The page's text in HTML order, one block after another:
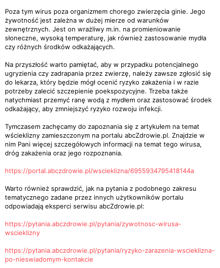
Poza tym wirus poza organizmem chorego zwierzęcia ginie. Jego
żywotność jest zależna w dużej mierze od warunków
zewnętrznych. Jest on wrażliwy m.in. na promieniowanie
słoneczne, wysoką temperaturę, jak również zastosowanie mydła
czy różnych środków odkażających.
Na przyszłość warto pamiętać, aby w przypadku potencjalnego
ugryzienia czy zadrapania przez zwierzę, należy zawsze zgłosić się
do lekarza, który będzie mógł ocenić ryzyko zakażenia i w razie
potrzeby zalecić szczepienie poekspozycyjne. Trzeba także
natychmiast przemyć ranę wodą z mydłem oraz zastosować środek
odkażający, aby zmniejszyć ryzyko rozwoju infekcji.
Tymczasem zachęcamy do zapoznania się z artykułem na temat
wścieklizny zamieszczonym na portalu abcZdrowie.pl. Znajdzie w
nim Pani więcej szczegółowych informacji na temat tego wirusa,
dróg zakażenia oraz jego rozpoznania.
https://portal.abczdrowie.pl/wscieklizna/6955934795418144a
Warto również sprawdzić, jak na pytania z podobnego zakresu
tematycznego zadane przez innych użytkowników portalu
odpowiadają eksperci serwisu abcZdrowie.pl:
https://pytania.abczdrowie.pl/pytania/zywotnosc-wirusa-
wscieklizny
https://pytania.abczdrowie.pl/pytania/ryzyko-zarazenia-wscieklizna-
po-nieswiadomym-kontakcie